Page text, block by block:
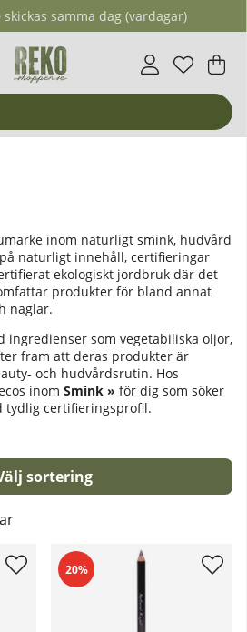
samma dag (vardagar)
Antal i
. .
inom naturligt smink, hudvård
naturligt innehåll, certifieringar
ekologiskt jordbruk där det
produkter för bland annat
naglar.
ingredienser som vegetabiliska oljor,
fram att deras produkter är
och hudvårdsrutin. Hos
inom Smink » för dig som söker
tydlig certifieringsprofil.
20%